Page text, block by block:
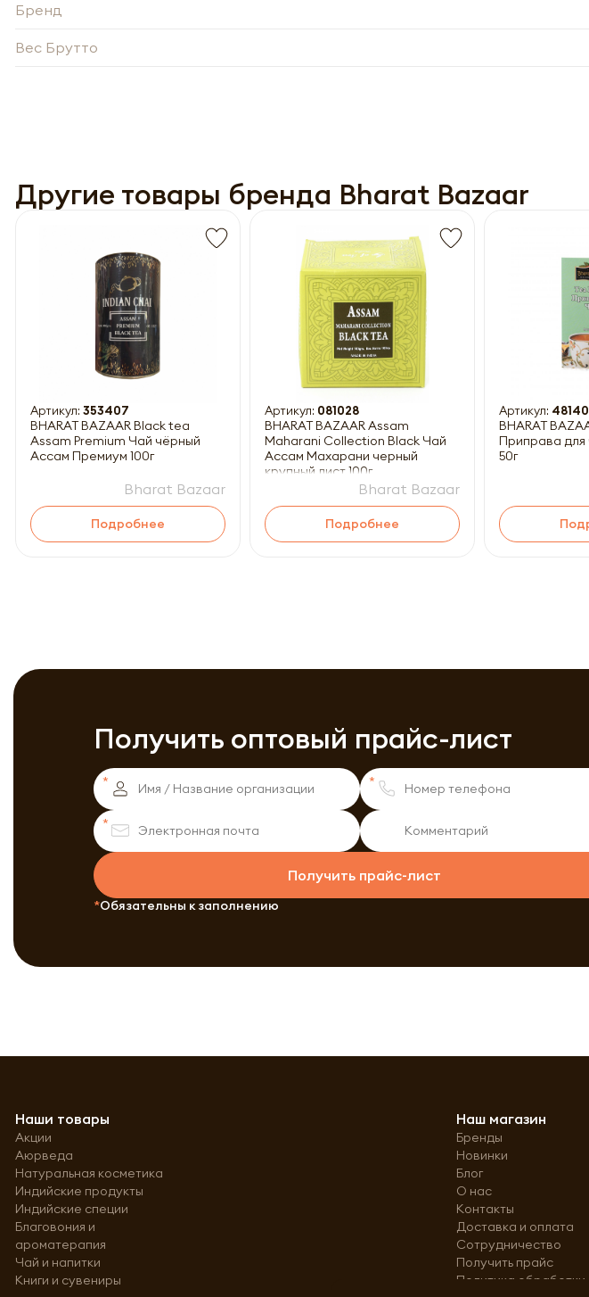
Бренд
Вес Брутто
Другие товары бренда Bharat Bazaar
Артикул: 353407
BHARAT BAZAAR Black tea
Assam Premium Чай чёрный
Ассам Премиум 100г
Bharat Bazaar
Подробнее
Артикул: 081028
BHARAT BAZAAR Assam
Maharani Collection Black Чай
Ассам Махарани черный
крупный лист 100г
Bharat Bazaar
Подробнее
Артикул:
BHARAT
Приправа для
50г
Получить оптовый прайс-лист
Получить прайс-лист
Обязательны к заполнению
Наши товары
Акции
Аюрведа
Натуральная косметика
Индийские продукты
Индийские специи
Благовония и
ароматерапия
Чай и напитки
Книги и сувениры
Наш магазин
Бренды
Новинки
Блог
О нас
Контакты
Доставка и оплата
Сотрудничество
Получить прайс
Политика обработки